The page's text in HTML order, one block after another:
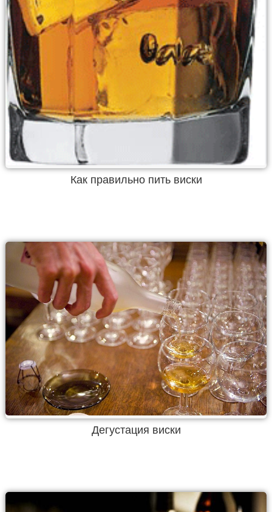
Как правильно пить виски
Дегустация виски